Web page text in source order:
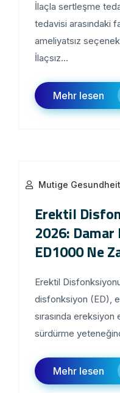
İlaçla sertleşme
tedavisi arasındaki
ameliyatsız
İlaçsız...
Mehr lesen
Mutige Gesundheit
Erektil
2026: Damar
ED1000 Ne
Erektil
disfonksiyon (ED),
sırasında
sürdürme
Mehr lesen